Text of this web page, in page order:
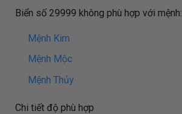
Biển số 29999 không phù hợp với mệnh:
Mệnh Kim
Mệnh Mộc
Mệnh Thủy
Chi tiết độ phù hợp